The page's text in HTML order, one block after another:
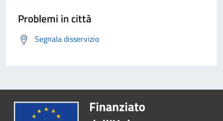
Problemi in città
Segnala disservizio